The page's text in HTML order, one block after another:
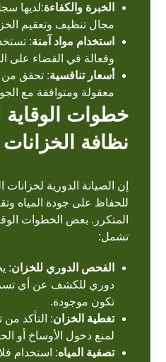
الخبرة والكفاءة:لديها
مجال تنظيف وتعقيم
استخدام مواد آمنة:
وفعالة في القضاء على
أسعار تنافسية: تحقق من
معقولة ومتوافقة مع
خطوات
نظافة الخزانات
إن الصيانة الدورية
للحفاظ على جودة المياه
المتكرر. بعض الخطوات
تشمل:
الفحص الدوري للخزان:
دوري للكشف عن أي
تكون موجودة.
تغطية الخزان: التأكد
لمنع دخول الأوساخ أو
تصفية المياه: استخدام